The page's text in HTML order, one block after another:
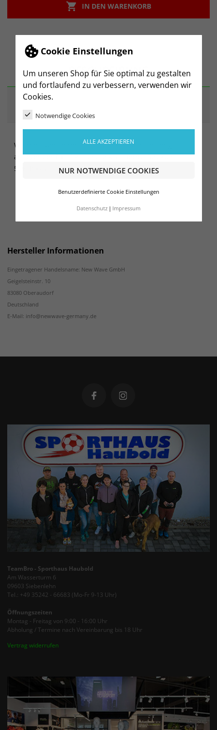
Cookie Einstellungen
Um unseren Shop für Sie optimal zu gestalten
und fortlaufend zu verbessern, verwenden wir
Cookies.
Notwendige Cookies
ALLE AKZEPTIEREN
NUR NOTWENDIGE COOKIES
Benutzerdefinierte Cookie Einstellungen
Datenschutz Impressum
 IN DEN WARENKORB
BESCHREIBUNG
Weiches, bequemes und nahtloses Shirt mit eng
anliegender Passform und bodymapped Struktur.
55% Polyamide 45% Polyester
Hersteller Informationen
Eingetragener Handelsname: New Wave GmbH
Geigelsteinstr. 10
83080 Oberaudorf
Deutschland
E-Mail: info@newwave-germany.de
TeamBro - Sporthaus Haubold
Am Wasserturm 6
09603 Siebenlehn
Tel.: +49 35242 - 66683 (Mo-Fr 9-13 Uhr)
Öffnungszeiten
Montag - Freitag von 9:00 - 16:00 Uhr
Abholung / Termine nach Vereinbarung bis 18 Uhr
Vertrag widerrufen